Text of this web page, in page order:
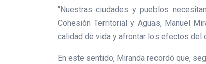
“Nuestras ciudades y pueblos
Cohesión Territorial y Aguas, Manuel
calidad de vida y afrontar los efectos del
En este sentido, Miranda recordó que,